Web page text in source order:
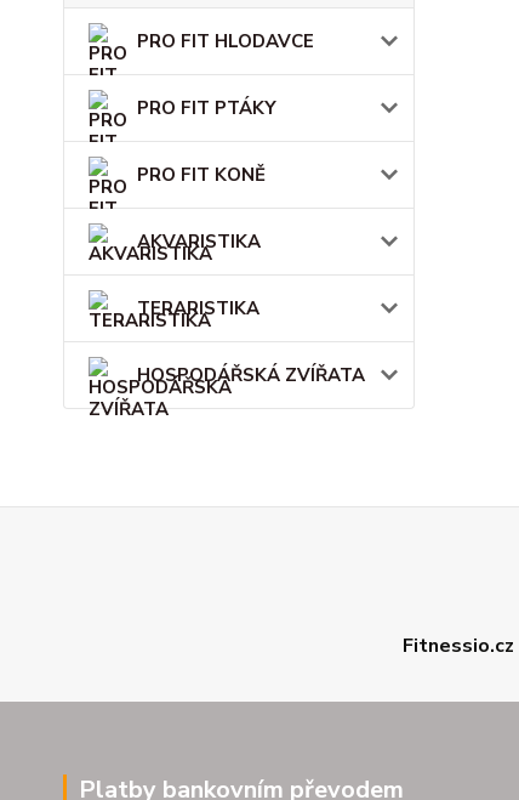
PRO FIT HLODAVCE
PRO FIT PTÁKY
PRO FIT KONĚ
AKVARISTIKA
TERARISTIKA
HOSPODÁŘSKÁ ZVÍŘATA
Fitnessio.cz
Platby bankovním převodem